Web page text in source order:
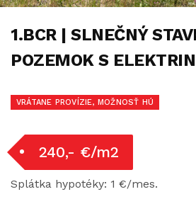
1.BCR | SLNEČNÝ
POZEMOK S
VRÁTANE PROVÍZIE, MOŽNOSŤ HÚ
240,- €/m2
Splátka hypotéky: 1 €/mes.